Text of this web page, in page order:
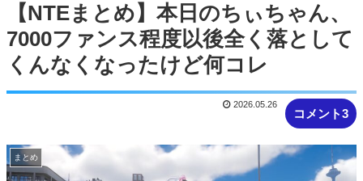
【NTEまとめ】本日のちぃちゃん、
7000ファンス程度以後全く落として
くんなくなったけど何コレ
コメント3
2026.05.26
まとめ